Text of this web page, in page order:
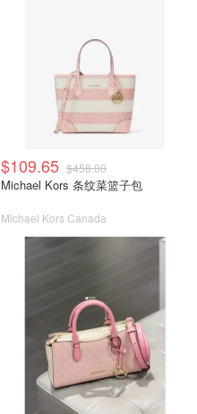
$109.65 $458.00
Michael Kors 条纹菜篮子包
Michael Kors Canada